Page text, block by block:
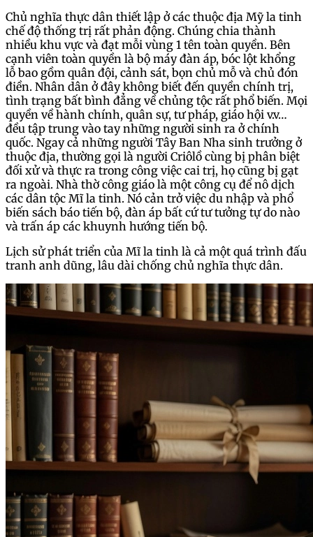
Chủ nghĩa thực dân thiết lập ở các thuộc địa Mỹ la tinh
chế độ thống trị rất phản động. Chúng chia thành
nhiều khu vực và đạt mỗi vùng 1 tên toàn quyền. Bên
cạnh viên toàn quyền là bộ máy đàn áp, bóc lột khổng
lỗ bao gồm quân đội, cảnh sát, bọn chủ mỗ và chủ đón
điền. Nhân dân ở đây không biết đến quyền chính trị,
tình trạng bất bình đẳng về chủng tộc rất phổ biến. Mọi
quyền về hành chính, quân sự, tư pháp, giáo hội v.v…
đều tập trung vào tay những người sinh ra ở chính
quốc. Ngay cả những người Tây Ban Nha sinh trưởng ở
thuộc địa, thường gọi là người Criôlồ cùng bị phân biệt
đối xử và thực ra trong công việc cai trị, họ cũng bị gạt
ra ngoài. Nhà thờ công giáo là một công cụ để nô dịch
các dân tộc Mĩ la tinh. Nó cản trở việc du nhập và phổ
biến sách báo tiến bộ, đàn áp bất cứ tư tưởng tự do nào
và trấn áp các khuynh hướng tiến bộ.
Lịch sử phát triển của Mĩ la tinh là cả một quá trình đấu
tranh anh dũng, lâu dài chống chủ nghĩa thực dân.